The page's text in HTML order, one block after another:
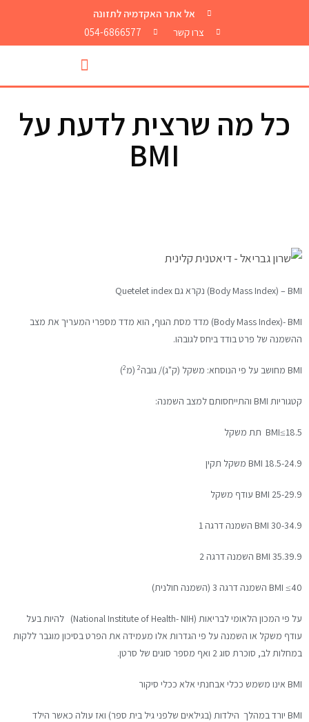
אל אתר האקדמיה לתזונה
צרו קשר
054-6866577
כל מה שרצית לדעת על
BMI
Body Mass Index) – BMI) נקרא גם Quetelet index
Body Mass Index)- BMI) מדד מסת הגוף, הוא מדד מספרי המעריך את מצב
ההשמנה של פרט בודד ביחס לגובהו.
BMI מחושב על פי הנוסחא: משקל (ק"ג)/ גובה 2 (מ2
)
קטגוריות BMI והתייחסותם למצב השמנה:
BMI≤18.5 תת משקל
18.5-24.9 BMI משקל תקין
BMI 25-29.9 עודף משקל
BMI 30-34.9 השמנה דרגה 1
BMI 35.39.9 השמנה דרגה 2
BMI ≤40 השמנה דרגה 3 (השמנה חולנית)
על פי המכון הלאומי לבריאות (National Institute of Health- NIH) להיות בעל
עודף משקל או השמנה על פי הגדרות אלו מעמידה את הפרט בסיכון מוגבר ללקות
במחלות לב, סוכרת סוג 2 ואף מספר סוגים של סרטן.
BMI אינו משמש ככלי אבחנתי אלא ככלי סיקור
BMI יורד במהלך הילדות (בגילאים שלפני גיל בית ספר) ואז עולה כאשר הילד